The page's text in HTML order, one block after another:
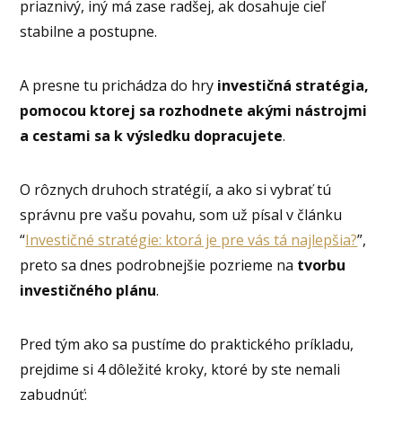
priaznivý, iný má zase radšej, ak dosahuje cieľ
stabilne a postupne.
A presne tu prichádza do hry investičná stratégia,
pomocou ktorej sa rozhodnete akými nástrojmi
a cestami sa k výsledku dopracujete.
O rôznych druhoch stratégií, a ako si vybrať tú
správnu pre vašu povahu, som už písal v článku
“Investičné stratégie: ktorá je pre vás tá najlepšia?”,
preto sa dnes podrobnejšie pozrieme na tvorbu
investičného plánu.
Pred tým ako sa pustíme do praktického príkladu,
prejdime si 4 dôležité kroky, ktoré by ste nemali
zabudnúť: